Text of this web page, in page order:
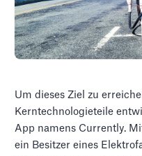
Um dieses Ziel zu
Kerntechnologieteile
App namens Currently.
ein Besitzer eines